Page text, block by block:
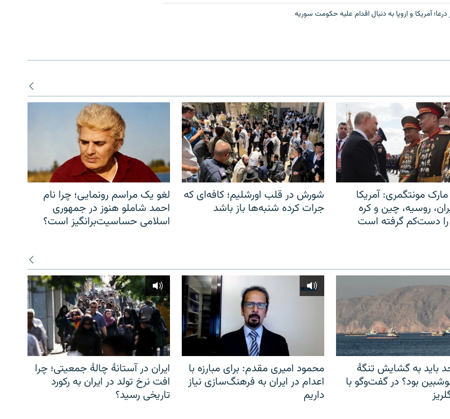
آمریکا و اروپا به دنبال اقدام علیه حکومت سوریه
مونتگمری: آمریکا
روسیه، چین و کره
دست‌کم گرفته است
شورش در قلب اورشلیم؛ کافه‌ای که
جرات کرده شنبه‌ها باز باشد
لغو یک مراسم رونمایی؛ چرا نام
احمد شاملو هنوز در جمهوری
اسلامی حساسیت‌برانگیز است؟
باید به گشایش تنگهٔ
بود؟ در گفت‌وگو با
محمود امیری مقدم: برای مبارزه با
اعدام در ایران به فرهنگ‌سازی نیاز
داریم
ایران در آستانهٔ چالهٔ جمعیتی؛ چرا
افت نرخ تولد در ایران به رکورد
تاریخی رسید؟